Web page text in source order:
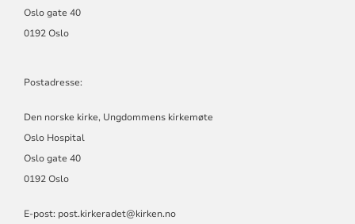
Oslo gate 40
0192 Oslo
Postadresse:
Den norske kirke, Ungdommens kirkemøte
Oslo Hospital
Oslo gate 40
0192 Oslo
E-post: post.kirkeradet@kirken.no